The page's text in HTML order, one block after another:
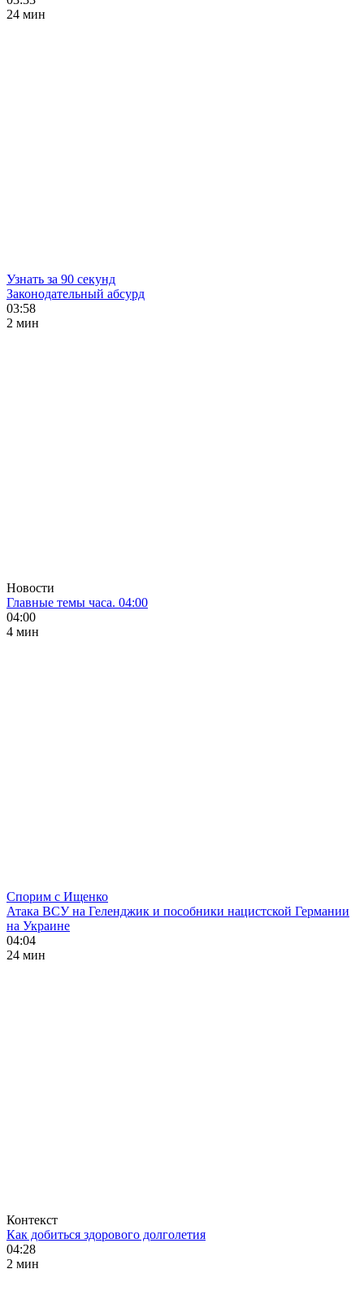
24 мин
Узнать за 90 секунд
Законодательный абсурд
03:58
2 мин
Новости
Главные темы часа. 04:00
04:00
4 мин
Спорим с Ищенко
Атака ВСУ на Геленджик и пособники нацистской Германии
на Украине
04:04
24 мин
Контекст
Как добиться здорового долголетия
04:28
2 мин